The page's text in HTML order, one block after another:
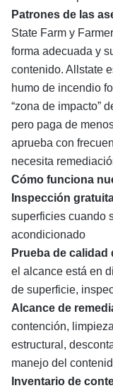
Patrones de las
State Farm y
forma adecuada y
contenido. Allstate
humo de incendio
“zona de impacto”
pero paga de
aprueba con
necesita
Cómo funciona
Inspección
superficies cuando
acondicionado
Prueba de
el alcance está en
de superficie,
Alcance de
contención,
estructural,
manejo del
Inventario de